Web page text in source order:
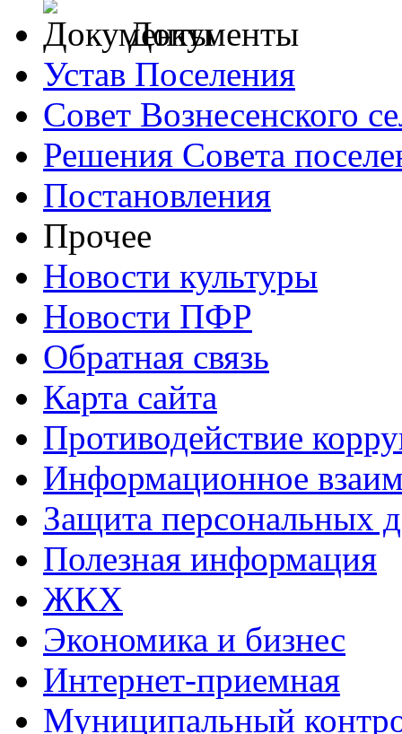
Документы
Устав Поселения
Совет Вознесенского
Решения Совета
Постановления
Прочее
Новости культуры
Новости ПФР
Обратная связь
Карта сайта
Противодействие
Информационное
Защита персональных
Полезная информация
ЖКХ
Экономика и бизнес
Интернет-приемная
Муниципальный